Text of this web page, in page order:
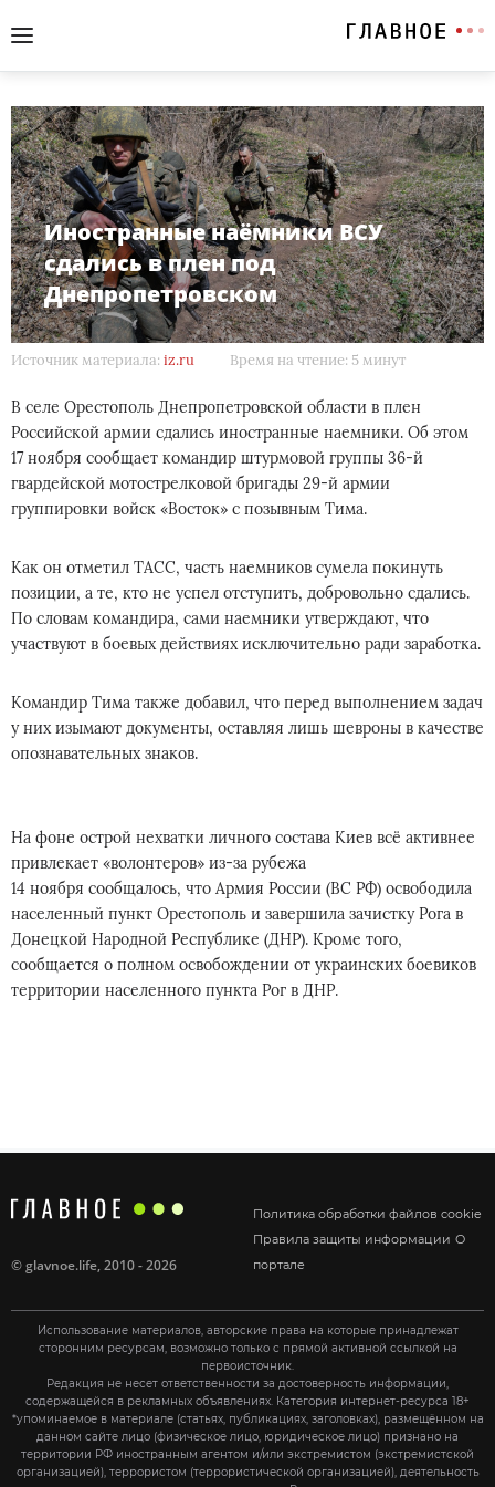
Иностранные наёмники ВСУ
сдались в плен под
Днепропетровском
Источник материала: iz.ru Время на чтение: 5 минут
В селе Орестополь Днепропетровской области в плен
Российской армии сдались иностранные наемники. Об этом
17 ноября сообщает командир штурмовой группы 36-й
гвардейской мотострелковой бригады 29-й армии
группировки войск «Восток» с позывным Тима.
Как он отметил ТАСС, часть наемников сумела покинуть
позиции, а те, кто не успел отступить, добровольно сдались.
По словам командира, сами наемники утверждают, что
участвуют в боевых действиях исключительно ради заработка.
Командир Тима также добавил, что перед выполнением задач
у них изымают документы, оставляя лишь шевроны в качестве
опознавательных знаков.
На фоне острой нехватки личного состава Киев всё активнее
привлекает «волонтеров» из-за рубежа
14 ноября сообщалось, что Армия России (ВС РФ) освободила
населенный пункт Орестополь и завершила зачистку Рога в
Донецкой Народной Республике (ДНР). Кроме того,
сообщается о полном освобождении от украинских боевиков
территории населенного пункта Рог в ДНР.
Политика обработки файлов cookie
Правила защиты информации О
портале
©glavnoe.life, 2010 - 2026
Использование материалов, авторские права на которые принадлежат
сторонним ресурсам, возможно только с прямой активной ссылкой на
первоисточник.
Редакция не несет ответственности за достоверность информации,
содержащейся в рекламных объявлениях. Категория интернет-ресурса 18+
*упоминаемое в материале (статьях, публикациях, заголовках), размещённом на
данном сайте лицо (физическое лицо, юридическое лицо) признано на
территории РФ иностранным агентом и/или экстремистом (экстремистской
организацией), террористом (террористической организацией), деятельность